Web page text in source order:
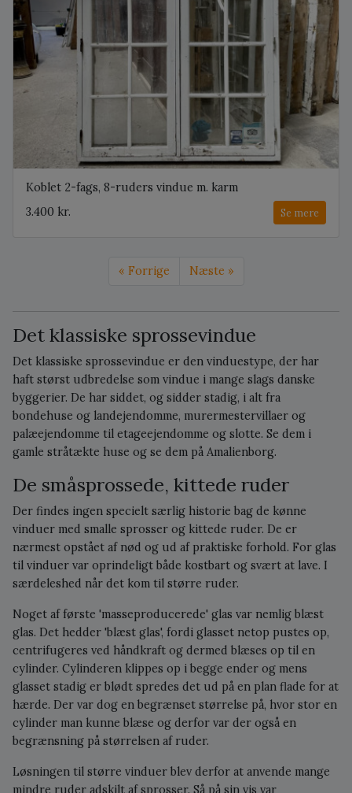
Koblet 2-fags, 8-ruders vindue m. karm
3.400 kr.
Se mere
« Forrige Næste »
Det klassiske sprossevindue
Det klassiske sprossevindue er den vinduestype, der har
haft størst udbredelse som vindue i mange slags danske
byggerier. De har siddet, og sidder stadig, i alt fra
bondehuse og landejendomme, murermestervillaer og
palæejendomme til etageejendomme og slotte. Se dem i
gamle stråtækte huse og se dem på Amalienborg.
De småsprossede, kittede ruder
Der findes ingen specielt særlig historie bag de kønne
vinduer med smalle sprosser og kittede ruder. De er
nærmest opstået af nød og ud af praktiske forhold. For glas
til vinduer var oprindeligt både kostbart og svært at lave. I
særdeleshed når det kom til større ruder.
Noget af første 'masseproducerede' glas var nemlig blæst
glas. Det hedder 'blæst glas', fordi glasset netop pustes op,
centrifugeres ved håndkraft og dermed blæses op til en
cylinder. Cylinderen klippes op i begge ender og mens
glasset stadig er blødt spredes det ud på en plan flade for at
hærde. Der var dog en begrænset størrelse på, hvor stor en
cylinder man kunne blæse og derfor var der også en
begrænsning på størrelsen af ruder.
Løsningen til større vinduer blev derfor at anvende mange
mindre ruder adskilt af sprosser. Så på sin vis var